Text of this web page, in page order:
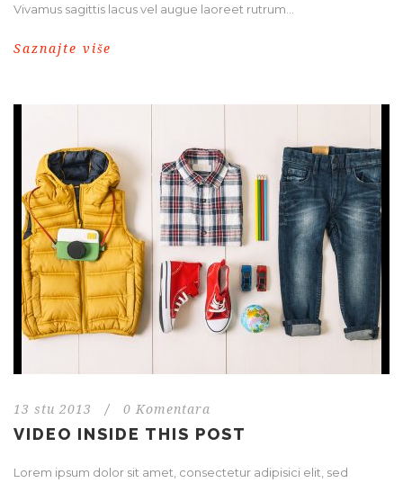
Vivamus sagittis lacus vel augue laoreet rutrum...
Saznajte više
13 stu 2013 / 0 Komentara
VIDEO INSIDE THIS POST
Lorem ipsum dolor sit amet, consectetur adipisici elit, sed